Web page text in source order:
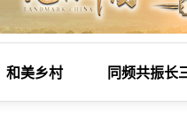
和美乡村 同频共振长